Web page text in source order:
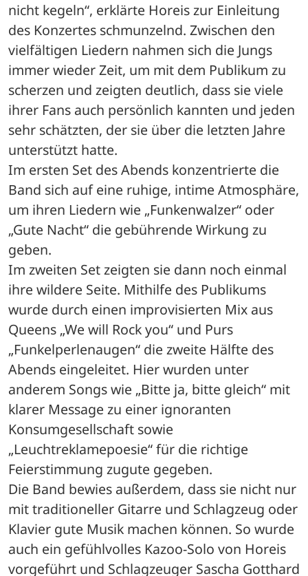
nicht kegeln“, erklärte Horeis zur Einleitung
des Konzertes schmunzelnd. Zwischen den
vielfältigen Liedern nahmen sich die Jungs
immer wieder Zeit, um mit dem Publikum zu
scherzen und zeigten deutlich, dass sie viele
ihrer Fans auch persönlich kannten und jeden
sehr schätzten, der sie über die letzten Jahre
unterstützt hatte.
Im ersten Set des Abends konzentrierte die
Band sich auf eine ruhige, intime Atmosphäre,
um ihren Liedern wie „Funkenwalzer“ oder
„Gute Nacht“ die gebührende Wirkung zu
geben.
Im zweiten Set zeigten sie dann noch einmal
ihre wildere Seite. Mithilfe des Publikums
wurde durch einen improvisierten Mix aus
Queens „We will Rock you“ und Purs
„Funkelperlenaugen“ die zweite Hälfte des
Abends eingeleitet. Hier wurden unter
anderem Songs wie „Bitte ja, bitte gleich“ mit
klarer Message zu einer ignoranten
Konsumgesellschaft sowie
„Leuchtreklamepoesie“ für die richtige
Feierstimmung zugute gegeben.
Die Band bewies außerdem, dass sie nicht nur
mit traditioneller Gitarre und Schlagzeug oder
Klavier gute Musik machen können. So wurde
auch ein gefühlvolles Kazoo-Solo von Horeis
vorgeführt und Schlagzeuger Sascha Gotthard